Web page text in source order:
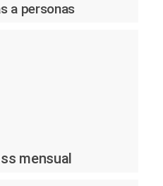
a personas
mensual